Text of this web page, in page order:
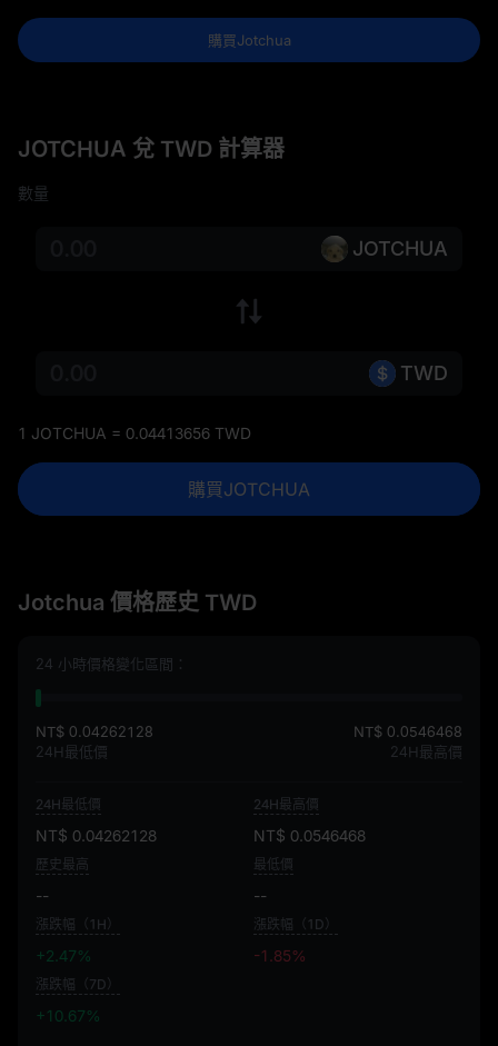
購買Jotchua
JOTCHUA 兌 TWD 計算器
數量
JOTCHUA
TWD
1 JOTCHUA = 0.04413656 TWD
購買JOTCHUA
Jotchua 價格歷史 TWD
24 小時價格變化區間：
NT$ 0.04262128
24H最低價
NT$ 0.0546468
24H最高價
24H最低價
NT$ 0.04262128
24H最高價
NT$ 0.0546468
歷史最高
--
最低價
--
漲跌幅（1H）
+2.47%
漲跌幅（1D）
-1.85%
漲跌幅（7D）
+10.67%